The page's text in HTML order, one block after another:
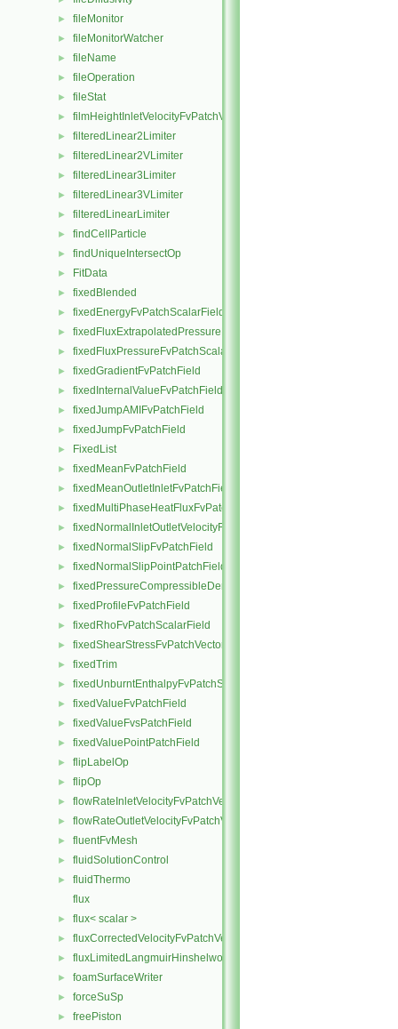
► fileMonitor
► fileMonitorWatcher
► fileName
► fileOperation
► fileStat
► filmHeightInletVelocityFvPatchVectorField
► filteredLinear2Limiter
► filteredLinear2VLimiter
► filteredLinear3Limiter
► filteredLinear3VLimiter
► filteredLinearLimiter
► findCellParticle
► findUniqueIntersectOp
► FitData
► fixedBlended
► fixedEnergyFvPatchScalarField
► fixedFluxExtrapolatedPressureFvPatchScalarField
► fixedFluxPressureFvPatchScalarField
► fixedGradientFvPatchField
► fixedInternalValueFvPatchField
► fixedJumpAMIFvPatchField
► fixedJumpFvPatchField
► FixedList
► fixedMeanFvPatchField
► fixedMeanOutletInletFvPatchField
► fixedMultiPhaseHeatFluxFvPatchScalarField
► fixedNormalInletOutletVelocityFvPatchVectorField
► fixedNormalSlipFvPatchField
► fixedNormalSlipPointPatchField
► fixedPressureCompressibleDensityFvPatchScalarField
► fixedProfileFvPatchField
► fixedRhoFvPatchScalarField
► fixedShearStressFvPatchVectorField
► fixedTrim
► fixedUnburntEnthalpyFvPatchScalarField
► fixedValueFvPatchField
► fixedValueFvsPatchField
► fixedValuePointPatchField
► flipLabelOp
► flipOp
► flowRateInletVelocityFvPatchVectorField
► flowRateOutletVelocityFvPatchVectorField
► fluentFvMesh
► fluidSolutionControl
►
fluidThermo
flux
► flux< scalar >
► fluxCorrectedVelocityFvPatchVectorField
► fluxLimitedLangmuirHinshelwoodReactionRate
► foamSurfaceWriter
► forceSuSp
► freePiston